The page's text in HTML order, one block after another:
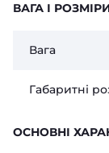
ВАГА І
Вага
Габаритні
ОСНОВНІ